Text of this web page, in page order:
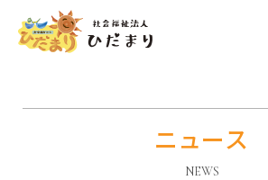
ニュース
NEWS